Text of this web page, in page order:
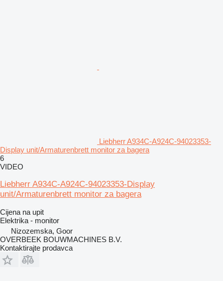
Liebherr A934C-A924C-94023353-
Display unit/Armaturenbrett monitor za bagera
6
VIDEO
Liebherr A934C-A924C-94023353-Display
unit/Armaturenbrett monitor za bagera
Cijena na upit
Elektrika - monitor
Nizozemska, Goor
OVERBEEK BOUWMACHINES B.V.
Kontaktirajte prodavca